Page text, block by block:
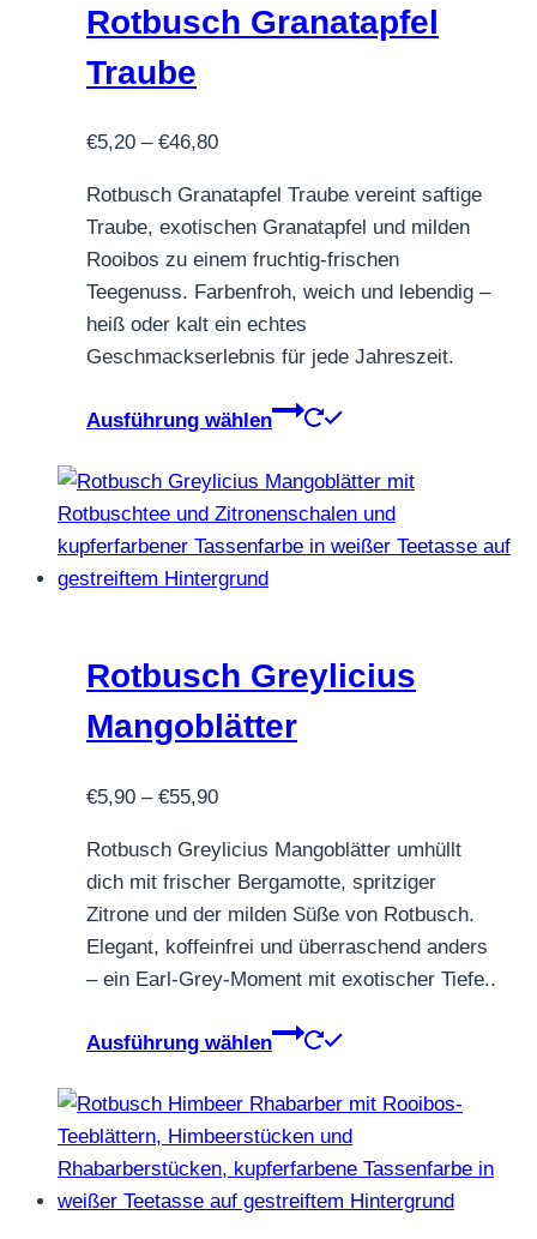
Optionen
können
werden
Rotbusch Granatapfel
Traube
€5,20 – €46,80Preisspanne:
bis
€46,80
Rotbusch Granatapfel Traube vereint saftige
Traube, exotischen Granatapfel und milden
Rooibos zu einem fruchtig-frischen
Teegenuss. Farbenfroh, weich und lebendig –
heiß oder kalt ein echtes
Geschmackserlebnis für jede Jahreszeit.
Ausführung wählen
Dieses
weist
mehrere
Varianten
können
Rotbusch Greylicius
Mangoblätter
€5,90 – €55,90Preisspanne:
bis
€55,90
Rotbusch Greylicius Mangoblätter umhüllt
dich mit frischer Bergamotte, spritziger
Zitrone und der milden Süße von Rotbusch.
Elegant, koffeinfrei und überraschend anders
– ein Earl-Grey-Moment mit exotischer Tiefe..
Ausführung wählen
Dieses
weist
mehrere
Varianten
auf.